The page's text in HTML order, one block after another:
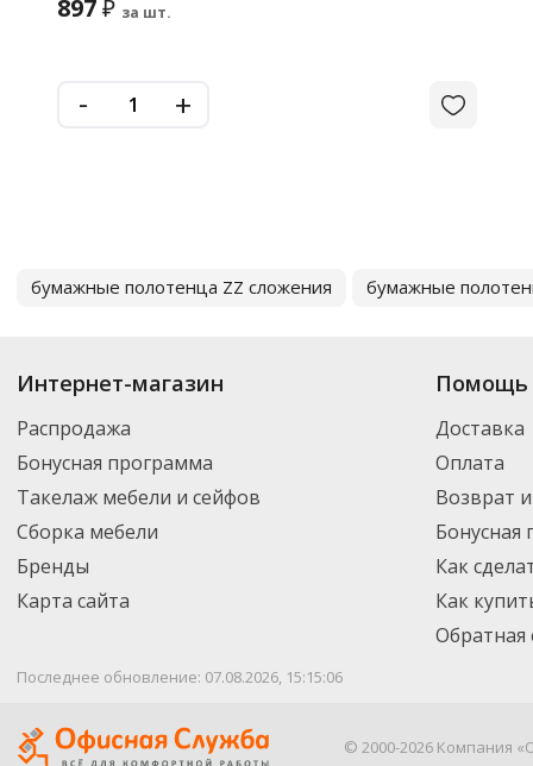
897₽ за шт.
- +
бумажные полотенца ZZ сложения бумажные
Интернет-магазин
Распродажа
Бонусная программа
Такелаж мебели и сейфов
Сборка мебели
Бренды
Карта сайта
Помощь
Доставка
Оплата
Возврат
Бонусная
Как
Как
Обратная
Последнее обновление: 07.08.2026, 15:15:06
© 2000-2026 Компания